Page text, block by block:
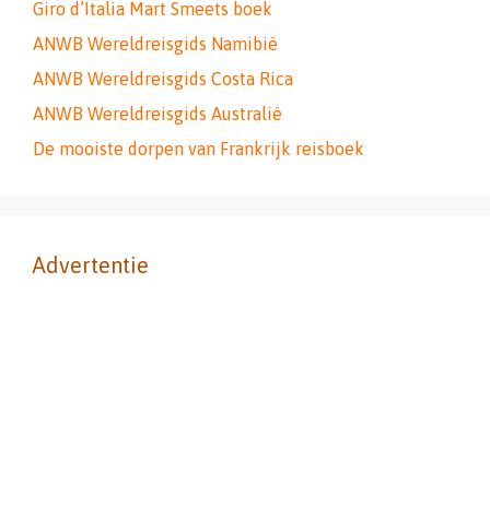
Giro d’Italia Mart Smeets boek
ANWB Wereldreisgids Namibië
ANWB Wereldreisgids Costa Rica
ANWB Wereldreisgids Australië
De mooiste dorpen van Frankrijk reisboek
Advertentie